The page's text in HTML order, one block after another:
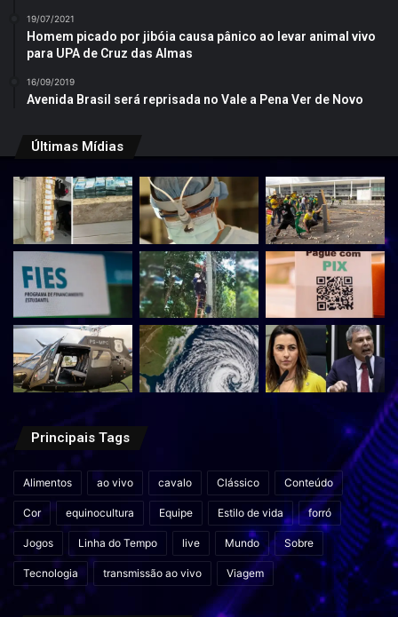
19/07/2021
Homem picado por jibóia causa pânico ao levar animal vivo
para UPA de Cruz das Almas
16/09/2019
Avenida Brasil será reprisada no Vale a Pena Ver de Novo
Últimas Mídias
Principais Tags
Alimentos ao vivo cavalo Clássico Conteúdo
Cor equinocultura Equipe Estilo de vida forró
Jogos Linha do Tempo live Mundo Sobre
Tecnologia transmissão ao vivo Viagem